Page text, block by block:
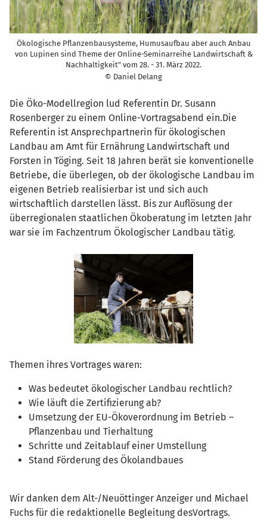
Ökologische Pflanzenbausysteme, Humusaufbau aber auch Anbau
von Lupinen sind Theme der Online-Seminarreihe Landwirtschaft &
Nachhaltigkeit" vom 28. - 31. März 2022.
© Daniel Delang
Die Öko-Modellregion lud Referentin Dr. Susann
Rosenberger zu einem Online-Vortragsabend ein.Die
Referentin ist Ansprechpartnerin für ökologischen
Landbau am Amt für Ernährung Landwirtschaft und
Forsten in Töging. Seit 18 Jahren berät sie konventionelle
Betriebe, die überlegen, ob der ökologische Landbau im
eigenen Betrieb realisierbar ist und sich auch
wirtschaftlich darstellen lässt. Bis zur Auflösung der
überregionalen staatlichen Ökoberatung im letzten Jahr
war sie im Fachzentrum Ökologischer Landbau tätig.
Themen ihres Vortrages waren:
Was bedeutet ökologischer Landbau rechtlich?
Wie läuft die Zertifizierung ab?
Umsetzung der EU-Ökoverordnung im Betrieb –
Pflanzenbau und Tierhaltung
Schritte und Zeitablauf einer Umstellung
Stand Förderung des Ökolandbaues
Wir danken dem Alt-/Neuöttinger Anzeiger und Michael
Fuchs für die redaktionelle Begleitung desVortrags.